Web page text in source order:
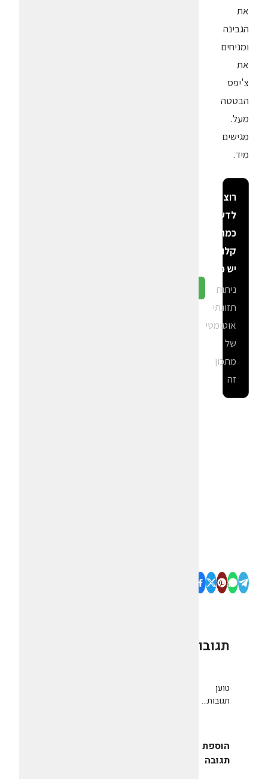
את
הגבינה
ומניחים
את
צ'יפס
הבטטה
מעל.
מגישים
מיד.
רוצה
לדעת
כמה
קלוריות
יש פה?
ניתוח
תזונתי
אוטומטי
של
מתכון
זה
תגובות
טוען
תגובות...
הוספת
תגובה